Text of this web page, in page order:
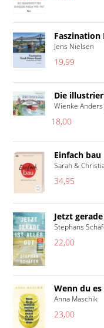
Faszination
Jens Nielsen
19,99
Die
Wienke Anders
18,00
Einfach bau
Sarah &
34,95
Jetzt
Stephans
22,00
Wenn du
Anna Maschik
23,00